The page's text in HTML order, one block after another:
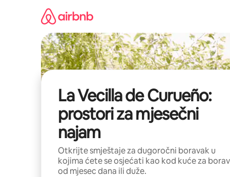
La Vecilla de Curueño:
prostori za mjesečni
najam
Otkrijte smještaje za dugoročni boravak u
kojima ćete se osjećati kao kod kuće za
od mjesec dana ili duže.